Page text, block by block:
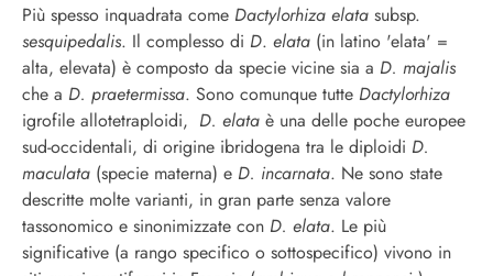
Più spesso inquadrata come Dactylorhiza elata subsp.
sesquipedalis. Il complesso di D. elata (in latino 'elata' =
alta, elevata) è composto da specie vicine sia a D. majalis
che a D. praetermissa. Sono comunque tutte Dactylorhiza
igrofile allotetraploidi, D. elata è una delle poche europee
sud-occidentali, di origine ibridogena tra le diploidi D.
maculata (specie materna) e D. incarnata. Ne sono state
descritte molte varianti, in gran parte senza valore
tassonomico e sinonimizzate con D. elata. Le più
significative (a rango specifico o sottospecifico) vivono in